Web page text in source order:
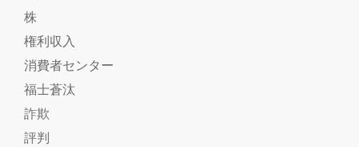
株
権利収入
消費者センター
福士蒼汰
詐欺
評判